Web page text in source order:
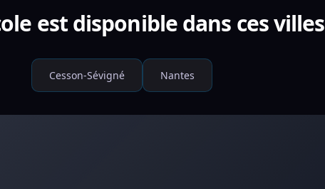
est disponible dans ces villes
Cesson-Sévigné Nantes